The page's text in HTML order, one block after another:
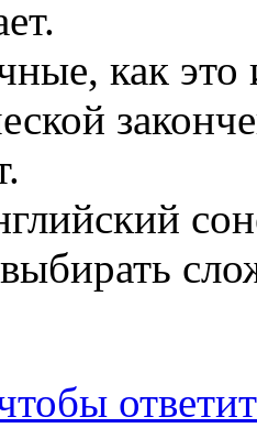
как это
выбирать